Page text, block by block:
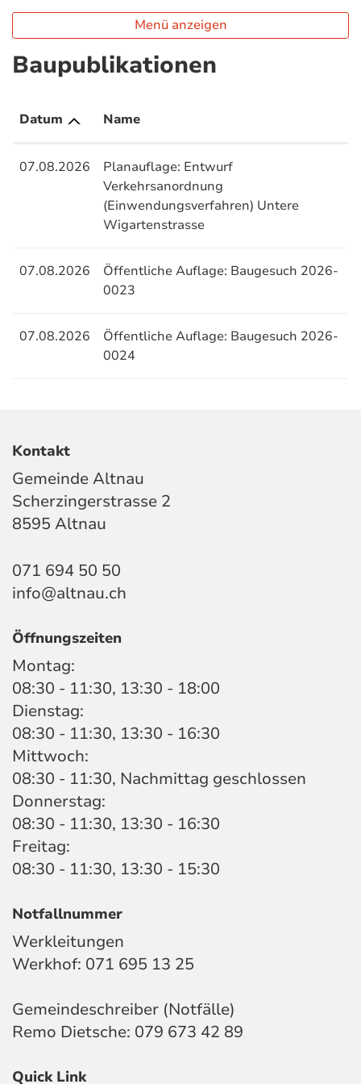
Menü anzeigen
Baupublikationen
Datum Name
07.08.2026
Planauflage: Entwurf
Verkehrsanordnung
(Einwendungsverfahren) Untere
Wigartenstrasse
07.08.2026
Öffentliche Auflage: Baugesuch 2026-
0023
07.08.2026
Öffentliche Auflage: Baugesuch 2026-
0024
Kontakt
Gemeinde Altnau
Scherzingerstrasse 2
8595 Altnau
071 694 50 50
info@altnau.ch
Öffnungszeiten
Montag:
08:30 - 11:30, 13:30 - 18:00
Dienstag:
08:30 - 11:30, 13:30 - 16:30
Mittwoch:
08:30 - 11:30, Nachmittag geschlossen
Donnerstag:
08:30 - 11:30, 13:30 - 16:30
Freitag:
08:30 - 11:30, 13:30 - 15:30
Notfallnummer
Werkleitungen
Werkhof: 071 695 13 25
Gemeindeschreiber (Notfälle)
Remo Dietsche: 079 673 42 89
Quick Link